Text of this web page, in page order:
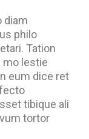
diam
philo
Tation
mo lestie
eum dice ret
tibique ali
tortor